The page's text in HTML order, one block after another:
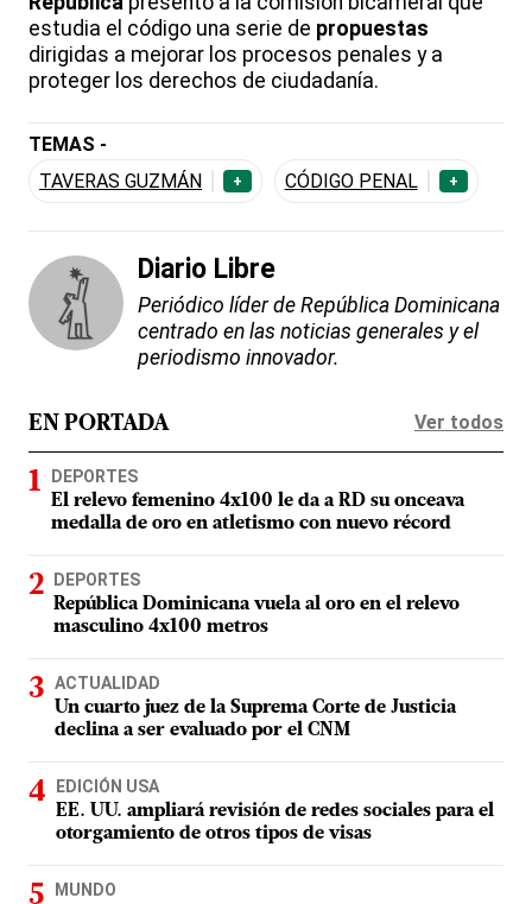
estudia el código una serie de propuestas
dirigidas a mejorar los procesos penales y a
proteger los derechos de ciudadanía.
TEMAS -
TAVERAS GUZMÁN
+ CÓDIGO PENAL +
Diario Libre
Periódico líder de República Dominicana
centrado en las noticias generales y el
periodismo innovador.
EN PORTADA Ver todos
DEPORTES
El relevo femenino 4x100 le da a RD su onceava
medalla de oro en atletismo con nuevo récord
DEPORTES
República Dominicana vuela al oro en el relevo
masculino 4x100 metros
ACTUALIDAD
Un cuarto juez de la Suprema Corte de Justicia
declina a ser evaluado por el CNM
EDICIÓN USA
EE. UU. ampliará revisión de redes sociales para el
otorgamiento de otros tipos de visas
MUNDO